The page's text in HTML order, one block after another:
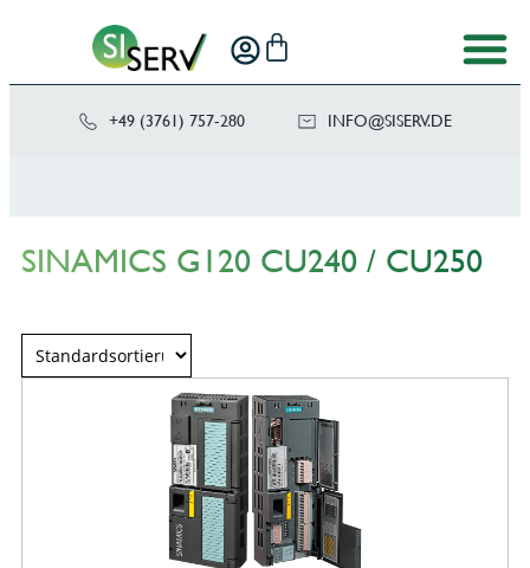
+49 (3761) 757-280 ED.VRE
SIS@OF
NI
SINAMICS G120 CU240 / CU250